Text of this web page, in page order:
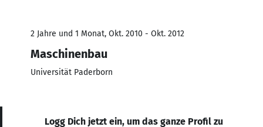
2 Jahre und 1 Monat, Okt. 2010 - Okt. 2012
Maschinenbau
Universität Paderborn
Logg Dich jetzt ein, um das ganze Profil zu